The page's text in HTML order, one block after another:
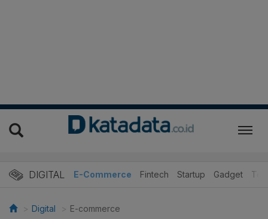
DIGITAL E-Commerce Fintech Startup Gadget
Digital E-commerce